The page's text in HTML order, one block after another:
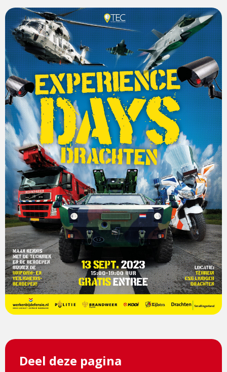
Deel deze pagina